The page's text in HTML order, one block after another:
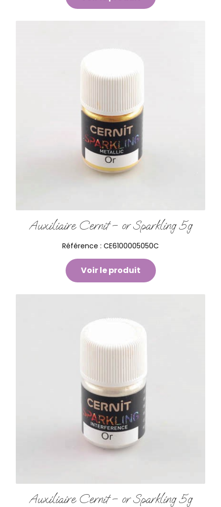
Auxiliaire Cernit – or Sparkling 5g
Référence : CE6100005050C
Voir le produit
Auxiliaire Cernit – or Sparkling 5g